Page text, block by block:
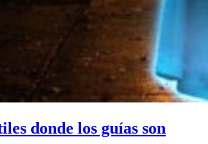
donde los guías son